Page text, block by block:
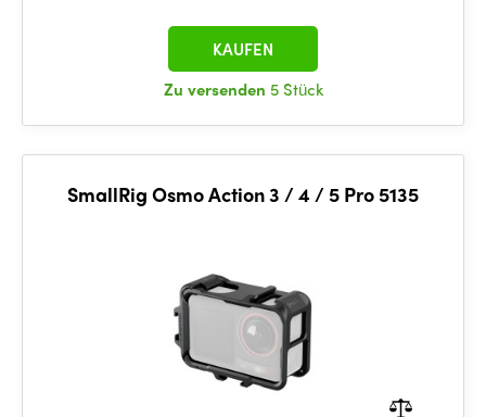
Zu versenden 5 Stück
KAUFEN
SmallRig Osmo Action 3 / 4 / 5 Pro 5135